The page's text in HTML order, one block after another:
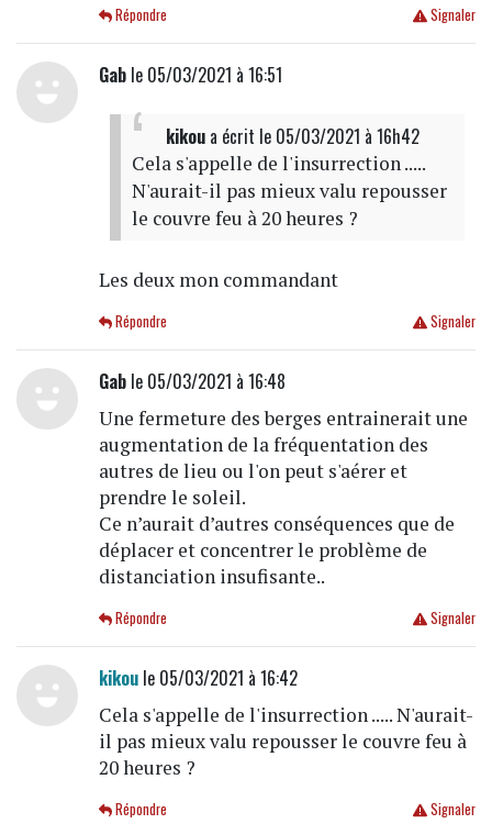
Signaler
Répondre
Gable 05/03/2021 à 16:51
kikoua écrit le 05/03/2021 à 16h42
Cela s'appelle de l'insurrection .....
N'aurait-il pas mieux valu repousser
le couvre feu à 20 heures ?
Les deux mon commandant
Signaler
Répondre
Gable 05/03/2021 à 16:48
Une fermeture des berges entrainerait une
augmentation de la fréquentation des
autres de lieu ou l'on peut s'aérer et
prendre le soleil.
Ce n’aurait d’autres conséquences que de
déplacer et concentrer le problème de
distanciation insufisante..
Signaler
Répondre
kikoule 05/03/2021 à 16:42
Cela s'appelle de l'insurrection ..... N'aurait-
il pas mieux valu repousser le couvre feu à
20 heures ?
Signaler
Répondre